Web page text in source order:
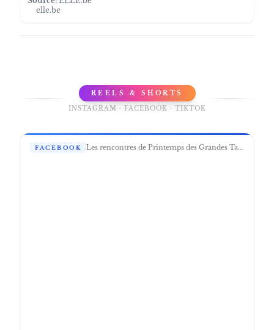
elle.be
REELS & SHORTS
INSTAGRAM · FACEBOOK · TIKTOK
FACEBOOK Les rencontres de Printemps des Grandes Tables du Monde sont une occasion supplémentaire de nous réunir, mais pour approfondir des sujets que nous n’avons pas l’occasion d’aborder lors de notre congrès annuel. Pour cette première édition, nous étions fiers et heureux que cela se passe en Belgique. Il est important pour notre association d’ouvrir des pistes de réflexions sur les sujets sensibles de notre industrie – inclusion du handicap, gestion des data, l’IA, l’expérience du client… aucun restaurateur ne peut rester insensible à ces sujets.